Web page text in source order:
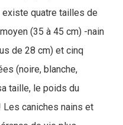
existe quatre tailles de
(35 à 45 cm) -nain
de 28 cm) et cinq
(noire, blanche,
taille, le poids du
Les caniches nains et